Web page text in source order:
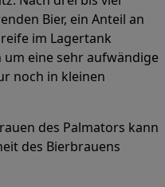
Bier, ein Anteil an
im Lagertank
um eine sehr aufwändige
noch in kleinen
des Palmators kann
des Bierbrauens